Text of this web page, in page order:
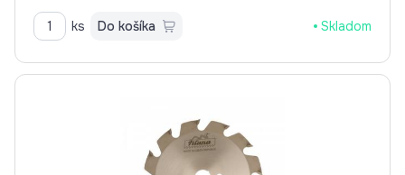
ks Do košíka Skladom